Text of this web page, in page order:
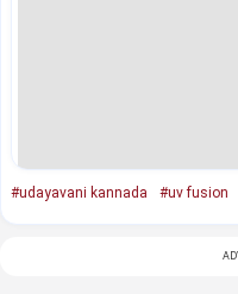
#udayavani kannada #uv fusion